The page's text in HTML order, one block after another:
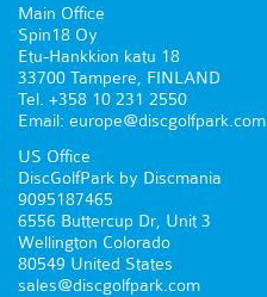
Main Office
Spin18 Oy
Etu-Hankkion katu 18
33700 Tampere, FINLAND
Tel. +358 10 231 2550
Email: europe@discgolfpark.com
US Office
DiscGolfPark by Discmania
9095187465
6556 Buttercup Dr, Unit 3
Wellington Colorado
80549 United States
sales@discgolfpark.com